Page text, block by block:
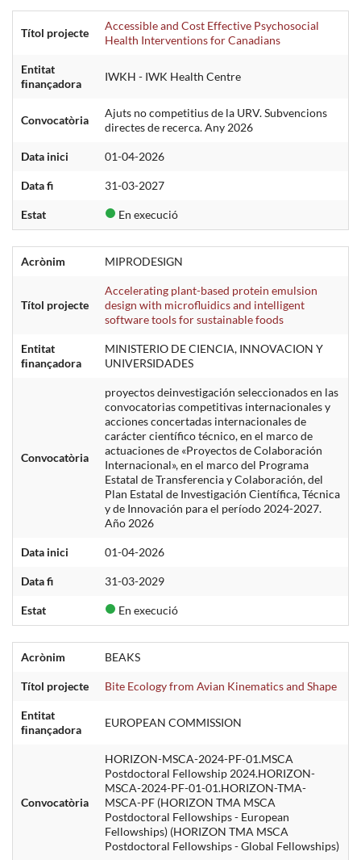
Títol projecte
Accessible and Cost Effective Psychosocial
Health Interventions for Canadians
Entitat
ﬁnançadora
IWKH - IWK Health Centre
Convocatòria
Ajuts no competitius de la URV. Subvencions
directes de recerca. Any 2026
Data inici 01-04-2026
Data fi 31-03-2027
Estat En execució
Acrònim MIPRODESIGN
Títol projecte
Accelerating plant-based protein emulsion
design with microfluidics and intelligent
software tools for sustainable foods
Entitat
ﬁnançadora
MINISTERIO DE CIENCIA, INNOVACION Y
UNIVERSIDADES
Convocatòria
proyectos deinvestigación seleccionados en las
convocatorias competitivas internacionales y
acciones concertadas internacionales de
carácter científico técnico, en el marco de
actuaciones de «Proyectos de Colaboración
Internacional», en el marco del Programa
Estatal de Transferencia y Colaboración, del
Plan Estatal de Investigación Científica, Técnica
y de Innovación para el período 2024-2027.
Año 2026
Data inici 01-04-2026
Data fi 31-03-2029
Estat En execució
Acrònim BEAKS
Títol projecte Bite Ecology from Avian Kinematics and Shape
Entitat
ﬁnançadora
EUROPEAN COMMISSION
Convocatòria
HORIZON-MSCA-2024-PF-01.MSCA
Postdoctoral Fellowship 2024.HORIZON-
MSCA-2024-PF-01-01.HORIZON-TMA-
MSCA-PF (HORIZON TMA MSCA
Postdoctoral Fellowships - European
Fellowships) (HORIZON TMA MSCA
Postdoctoral Fellowships - Global Fellowships)